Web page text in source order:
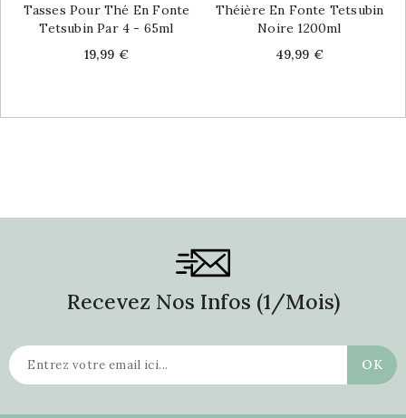
Tasses Pour Thé En Fonte
Tetsubin Par 4 - 65ml
Price
19,99 €
Théière En Fonte Tetsubin
Noire 1200ml
Price
49,99 €
Recevez Nos Infos (1/mois)